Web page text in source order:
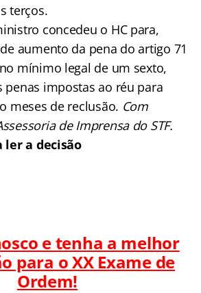
terços.
concedeu o HC para,
aumento da pena do artigo 71
mínimo legal de um sexto,
penas impostas ao réu para
meses de reclusão. Com
de Imprensa do STF.
ler a decisão
e tenha a melhor
para oXX Exame de
Ordem!